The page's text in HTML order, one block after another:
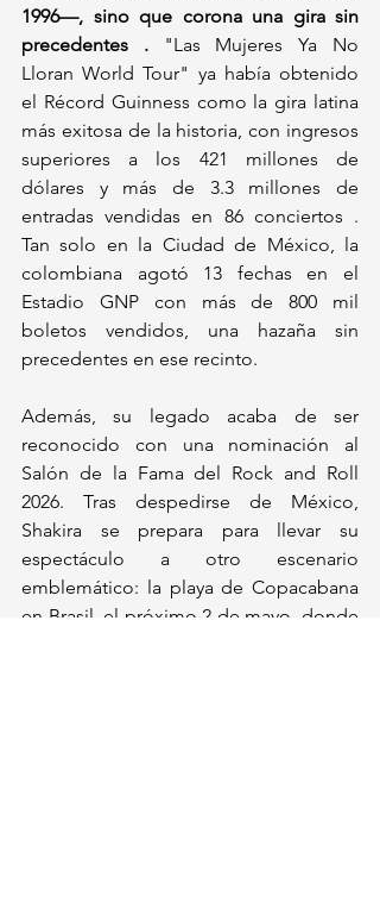
1996—, sino que corona una gira sin
precedentes . "Las Mujeres Ya No
Lloran World Tour" ya había obtenido
el Récord Guinness como la gira latina
más exitosa de la historia, con ingresos
superiores a los 421 millones de
dólares y más de 3.3 millones de
entradas vendidas en 86 conciertos .
Tan solo en la Ciudad de México, la
colombiana agotó 13 fechas en el
Estadio GNP con más de 800 mil
boletos vendidos, una hazaña sin
precedentes en ese recinto.
Además, su legado acaba de ser
reconocido con una nominación al
Salón de la Fama del Rock and Roll
2026. Tras despedirse de México,
Shakira se prepara para llevar su
espectáculo a otro escenario
emblemático: la playa de Copacabana
en Brasil, el próximo 2 de mayo, donde